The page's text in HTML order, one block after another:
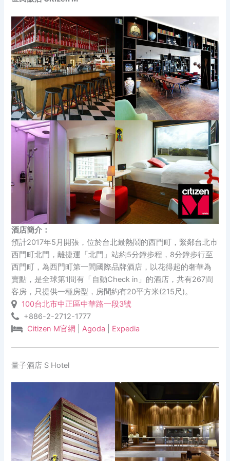
酒店簡介：
預計2017年5月開張，位於台北最熱鬧的西門町，緊鄰台北市
西門町北門，離捷運「北門」站約5分鐘步程，8分鐘步行至
西門町，為西門町第一間國際品牌酒店，以花得起的奢華為
賣點，是全球第1間有「自動Check in」的酒店，共有267間
客房，只提供一種房型，房間約有20平方米(215尺)。
100台北市中正區中華路一段3號
+886-2-2712-1777
Citizen M官網 |Agoda Expedia
量子酒店 S Hotel